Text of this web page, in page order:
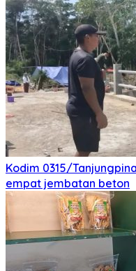
Kodim 0315/
empat jembatan beton